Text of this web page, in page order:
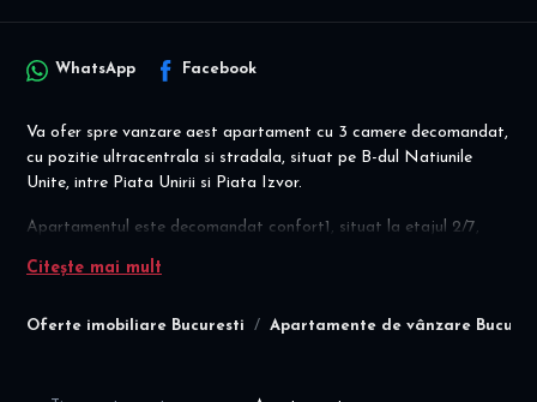
Oferte imobiliare Bucuresti Apartamente de vânzare
WhatsApp Facebook
Va ofer spre vanzare aest apartament cu 3 camere decomandat,
cu pozitie ultracentrala si stradala, situat pe B-dul Natiunile
Unite, intre Piata Unirii si Piata Izvor.
Apartamentul este decomandat confort1, situat la etajul 2/7,
totala de 81 mp, cu o compartimentare inteligenta a spatiilor,
- hol intrare de 10 mp plus spatii de depozitare (camara de 2,4
Citește mai mult